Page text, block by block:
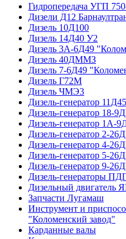
Гидропередача УГП
Дизели Д12
Дизель 10Д100
Дизель 14Д40 У2
Дизель 3А-6Д49
Дизель 40ДММЗ
Дизель 7-6Д49
Дизель Г72М
Дизель ЧМЭ3
Дизель-генератор
Дизель-генератор 18-
Дизель-генератор 1А-
Дизель-генератор 2-
Дизель-генератор 4-
Дизель-генератор 5-
Дизель-генератор 9-
Дизель-генераторы
Дизельный двигатель
Запчасти Лугамаш
Инструмент и
"Коломенский завод"
Карданные валы